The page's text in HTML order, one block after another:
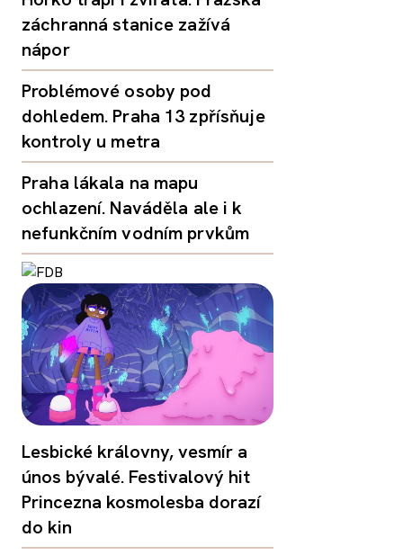
záchranná stanice zažívá
nápor
Problémové osoby pod
dohledem. Praha 13 zpřísňuje
kontroly u metra
Praha lákala na mapu
ochlazení. Naváděla ale i k
nefunkčním vodním prvkům
Lesbické královny, vesmír a
únos bývalé. Festivalový hit
Princezna kosmolesba dorazí
do kin